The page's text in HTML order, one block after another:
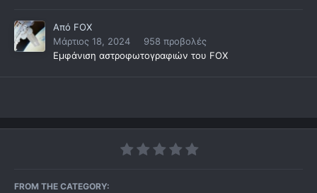
Από FOX
Μάρτιος 18, 2024
958 προβολές
Εμφάνιση αστροφωτογραφιών του FOX
FROM THE CATEGORY: